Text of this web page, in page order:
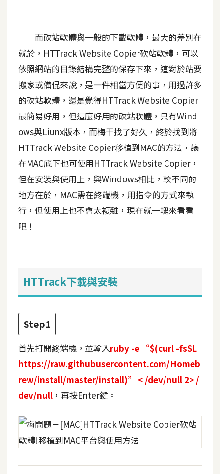
I
l
l
u
r
a
t
o
r
去
合
成
攝
商
品
影
機
攝
影
而砍站軟體與一般的下載軟體，最大的差別在
就於，HTTrack Website Copier砍站軟體，可以
依照網站的目錄結構完整的保存下來，這對於站要
搬家或備倱來說，是一件相當方便的事，用過許多
的砍站軟體，還是覺得HTTrack Website Copier
最簡易好用，但這麼好用的砍站軟體，只有Wind
ows與Liunx版本，而梅干找了好久，終於找到將
HTTrack Website Copier移植到MAC的方法，讓
在MAC底下也可使用HTTrack Website Copier，
但在安裝與使用上，與Windows相比，較不同的
地方在於，MAC需在終端機，用指令的方式來執
行，但使用上也不會太複雜，現在就一塊來看看
吧！
HTTrack下載與安裝
Step1
首先打開終端機，並輸入ruby -e “$(curl -fsSL
https://raw.githubusercontent.com/Homeb
rew/install/master/install)” < /dev/null 2> /
dev/null ，再按Enter鍵。